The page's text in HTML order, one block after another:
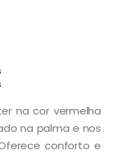
na cor vermelha
na palma e nos
conforto e